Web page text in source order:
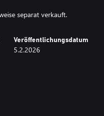
separat verkauft.
Veröffentlichungsdatum
5.2.2026